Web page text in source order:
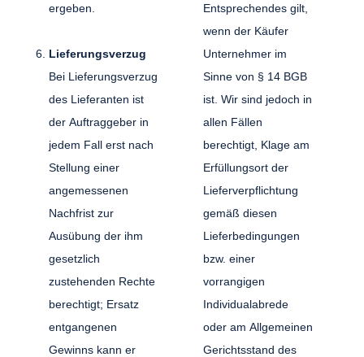
ergeben.
Lieferungsverzug
Bei Lieferungsverzug
des Lieferanten ist
der Auftraggeber in
jedem Fall erst nach
Stellung einer
angemessenen
Nachfrist zur
Ausübung der ihm
gesetzlich
zustehenden Rechte
berechtigt; Ersatz
entgangenen
Gewinns kann er
Entsprechendes gilt,
wenn der Käufer
Unternehmer im
Sinne von § 14 BGB
ist. Wir sind jedoch in
allen Fällen
berechtigt, Klage am
Erfüllungsort der
Lieferverpflichtung
gemäß diesen
Lieferbedingungen
bzw. einer
vorrangigen
Individualabrede
oder am Allgemeinen
Gerichtsstand des